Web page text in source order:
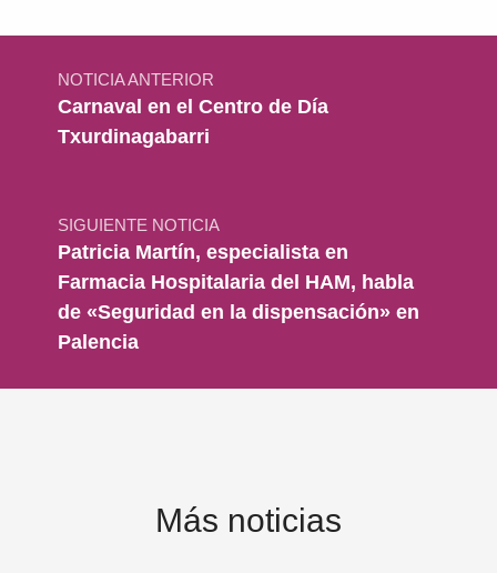
Navegación de entradas
NOTICIA ANTERIOR
Carnaval en el Centro de Día
Txurdinagabarri
SIGUIENTE NOTICIA
Patricia Martín, especialista en
Farmacia Hospitalaria del HAM, habla
de «Seguridad en la dispensación» en
Palencia
Más noticias